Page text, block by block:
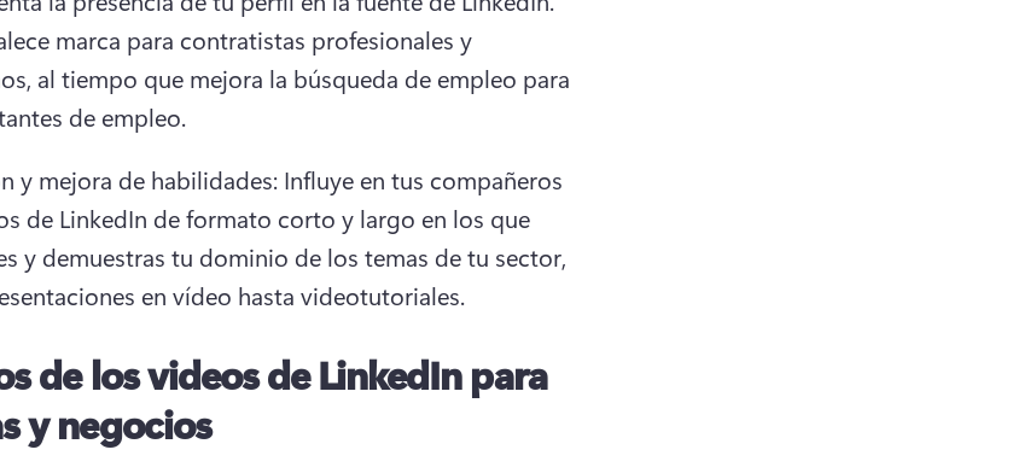
marca para contratistas profesionales y
al tiempo que mejora la búsqueda de empleo para
de empleo.
y mejora de habilidades: Influye en tus compañeros
de LinkedIn de formato corto y largo en los que
y demuestras tu dominio de los temas de tu sector,
en vídeo hasta videotutoriales.
de los videos de LinkedIn para
y negocios